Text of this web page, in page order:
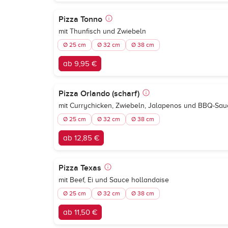
Pizza Tonno
mit Thunfisch und Zwiebeln
Ø 25 cm Ø 32 cm Ø 38 cm
ab 9,95 €
Pizza Orlando (scharf)
mit Currychicken, Zwiebeln, Jalapenos und BBQ-
Ø 25 cm Ø 32 cm Ø 38 cm
ab 12,85 €
Pizza Texas
mit Beef, Ei und Sauce hollandaise
Ø 25 cm Ø 32 cm Ø 38 cm
ab 11,50 €